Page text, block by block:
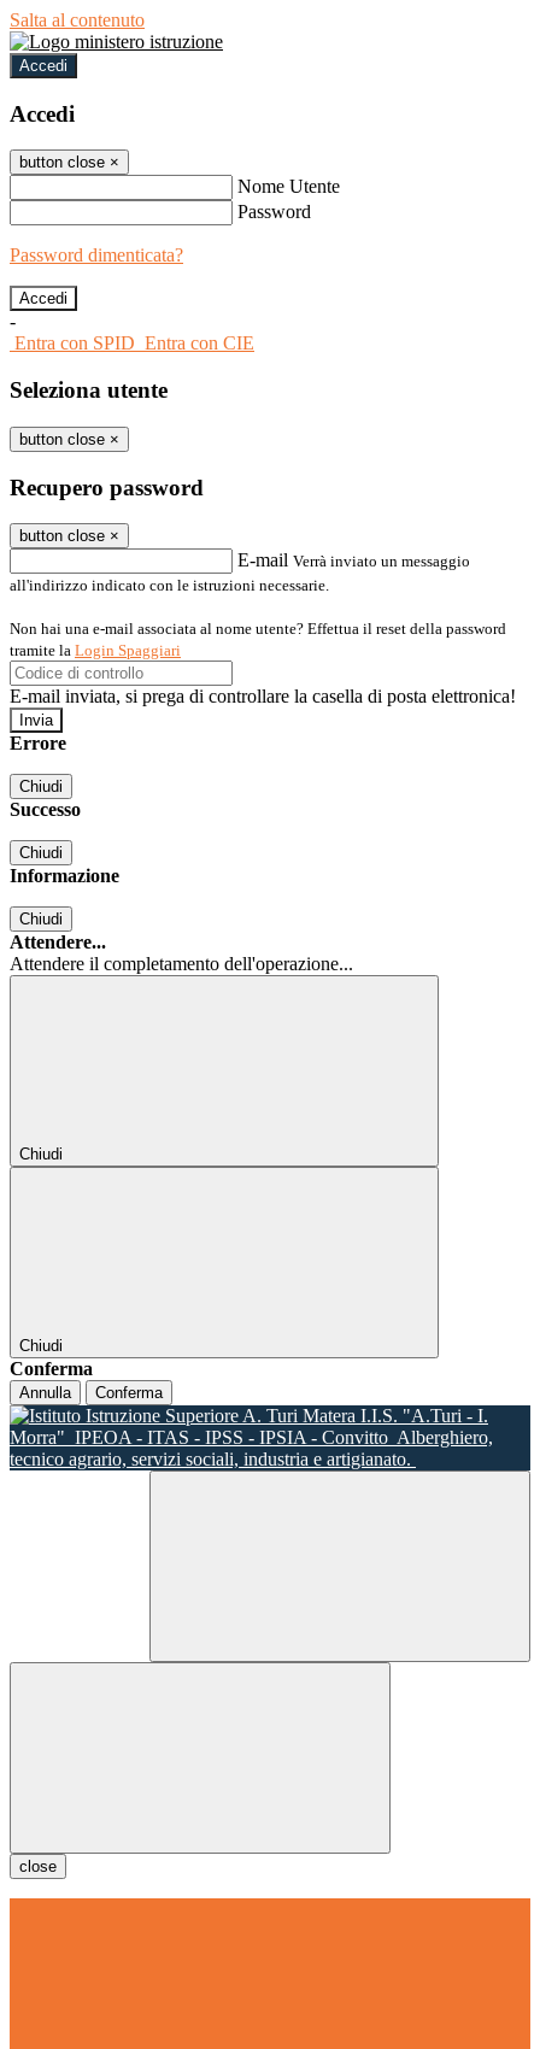
Salta al contenuto
Accedi
Accedi
button close ×
Nome Utente
Password
Password dimenticata?
-
Entra con SPID Entra con CIE
Seleziona utente
button close ×
Recupero password
button close ×
E-mail Verrà inviato un messaggio
all'indirizzo indicato con le istruzioni necessarie.
Non hai una e-mail associata al nome utente? Effettua il reset della password
tramite la Login Spaggiari
E-mail inviata, si prega di controllare la casella di posta elettronica!
Errore
Chiudi
Successo
Chiudi
Informazione
Chiudi
Attendere...
Attendere il completamento dell'operazione...
Chiudi
Chiudi
Conferma
Annulla Conferma
I.I.S. "A.Turi - I.
Morra" IPEOA - ITAS - IPSS - IPSIA - Convitto Alberghiero,
tecnico agrario, servizi sociali, industria e artigianato.
close